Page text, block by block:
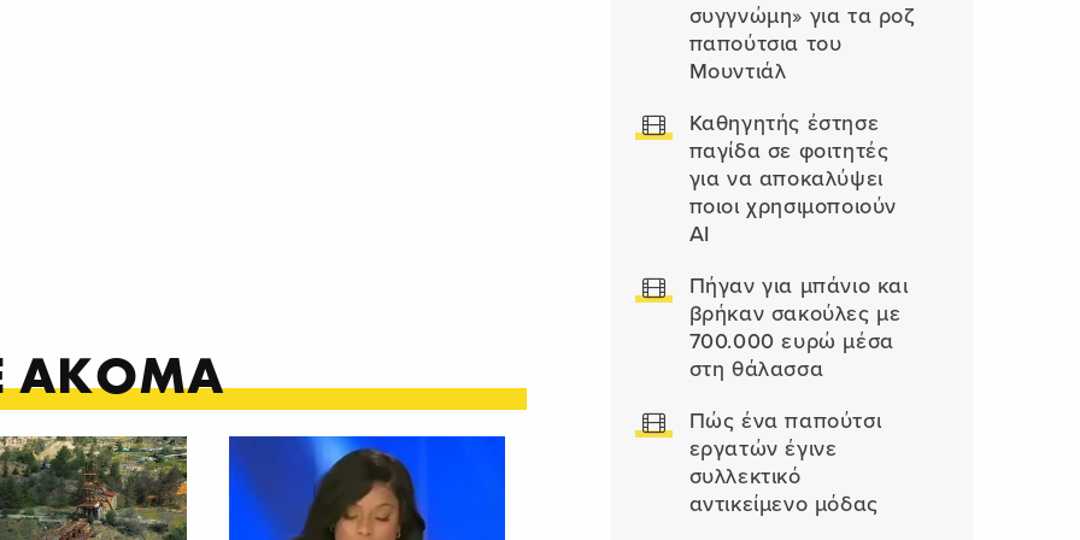
ΑΚΟΜΑ
συγγνώμη» για τα ροζ
παπούτσια του
Μουντιάλ
Καθηγητής έστησε
παγίδα σε φοιτητές
για να αποκαλύψει
ποιοι χρησιμοποιούν
AI
Πήγαν για μπάνιο και
βρήκαν σακούλες με
700.000 ευρώ μέσα
στη θάλασσα
Πώς ένα παπούτσι
εργατών έγινε
συλλεκτικό
αντικείμενο μόδας